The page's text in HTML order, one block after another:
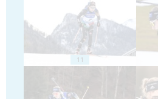
11